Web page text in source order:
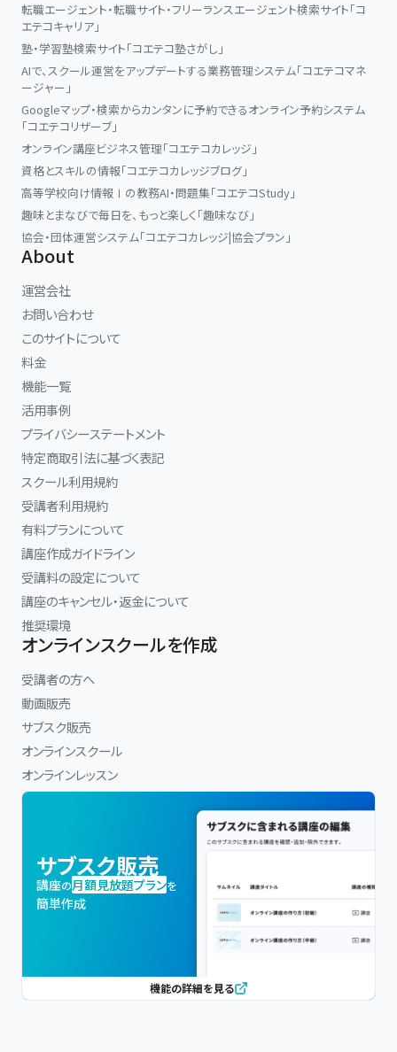
転職エージェント・転職サイト・フリーランスエージェント検索サイト「コ
エテコキャリア」
塾・学習塾検索サイト「コエテコ塾さがし」
AIで、スクール運営をアップデートする業務管理システム「コエテコマネ
ージャー」
Googleマップ・検索からカンタンに予約できるオンライン予約システム
「コエテコリザーブ」
オンライン講座ビジネス管理「コエテコカレッジ」
資格とスキルの情報「コエテコカレッジブログ」
高等学校向け情報Ⅰの教務AI・問題集「コエテコStudy」
趣味とまなびで毎日を、もっと楽しく「趣味なび」
協会・団体運営システム「コエテコカレッジ|協会プラン」
About
運営会社
お問い合わせ
このサイトについて
料金
機能一覧
活用事例
プライバシーステートメント
特定商取引法に基づく表記
スクール利用規約
受講者利用規約
有料プランについて
講座作成ガイドライン
受講料の設定について
講座のキャンセル・返金について
推奨環境
オンラインスクールを作成
受講者の方へ
動画販売
サブスク販売
オンラインスクール
オンラインレッスン
サブスク販売
講座の月額見放題プランを
簡単作成
機能の詳細を見る